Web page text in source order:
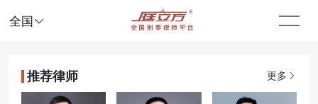
全国 
推荐律师 更多